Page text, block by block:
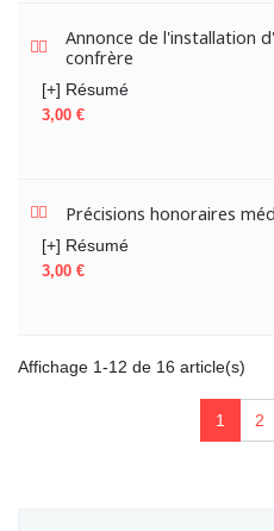
Annonce de l'installation
confrère
[+] Résumé
Prix
3,00 €
Précisions honoraires
[+] Résumé
Prix
3,00 €
Affichage 1-12 de 16 article(s)
1 2